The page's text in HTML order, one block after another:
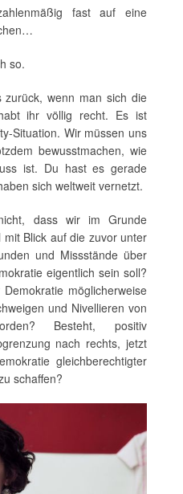
fast auf eine
so.
wenn man sich die
ihr völlig recht. Es ist
Situation. Wir müssen uns
bewusstmachen, wie
ist. Du hast es gerade
sich weltweit vernetzt.
dass wir im Grunde
Blick auf die zuvor unter
und Missstände über
eigentlich sein soll?
möglicherweise
und Nivellieren von
Besteht, positiv
nach rechts, jetzt
gleichberechtigter
schaffen?